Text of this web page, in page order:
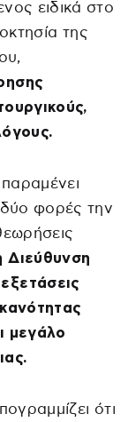
ειδικά στο
της
δύο φορές την
Διεύθυνση
μεγάλο
ότι